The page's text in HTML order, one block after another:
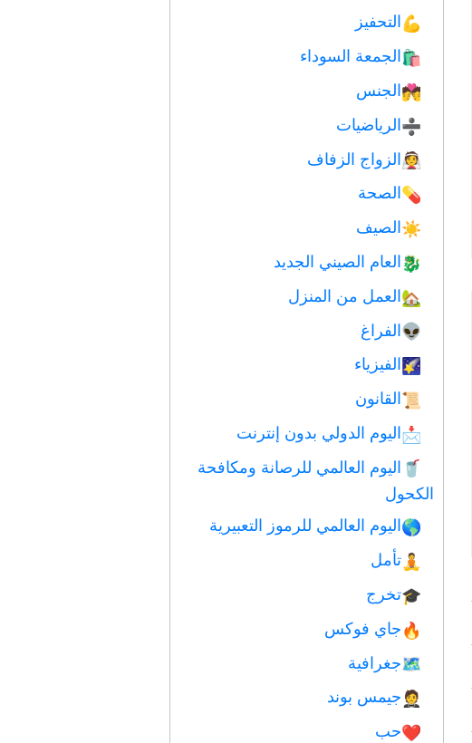
💪التحفيز
🛍الجمعة السوداء
💏الجنس
➗الرياضيات
👰الزواج الزفاف
💊الصحة
☀️الصيف
🐉العام الصيني الجديد
🏡العمل من المنزل
👽الفراغ
🌠الفيزياء
📜القانون
📩اليوم الدولي بدون إنترنت
🥤 اليوم العالمي للرصانة ومكافحة
الكحول
🌎اليوم العالمي للرموز التعبيرية
🧘 تأمل
🎓تخرج
🔥جاي فوكس
🗺جغرافية
🤵 جيمس بوند
❤️️حب